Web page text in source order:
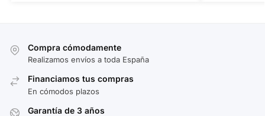
Compra cómodamente
Realizamos envíos a toda España
Financiamos tus compras
En cómodos plazos
Garantía de 3 años